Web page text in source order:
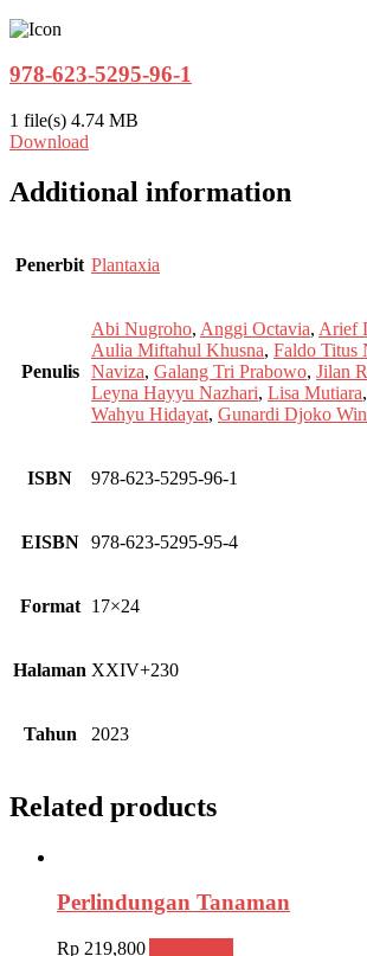
978-623-5295-96-1
1 file(s) 4.74 MB
Download
Additional information
Penerbit Plantaxia
Penulis
Abi Nugroho, Anggi Octavia, Arief
Aulia Miftahul Khusna, Faldo Titus
Naviza, Galang Tri Prabowo, Jilan
Leyna Hayyu Nazhari, Lisa Mutiara,
Wahyu Hidayat, Gunardi Djoko
ISBN 978-623-5295-96-1
EISBN 978-623-5295-95-4
Format 17×24
Halaman XXIV+230
Tahun 2023
Related products
Perlindungan Tanaman
Rp 219,800